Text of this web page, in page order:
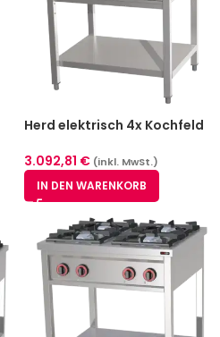
Herd elektrisch 4x Kochfeld
– SPF 80 E
3.092,81 € (inkl. MwSt.)
IN DEN WARENKORB